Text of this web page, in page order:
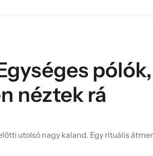
pólók,
néztek rá
utolsó nagy kaland. Egy rituális